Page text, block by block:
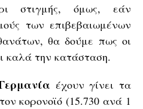
στιγμής, όμως, εάν
των επιβεβαιωμένων
θα δούμε πως οι
καλά την κατάσταση.
έχουν γίνει τα
κορονοϊό (15.730 ανά 1